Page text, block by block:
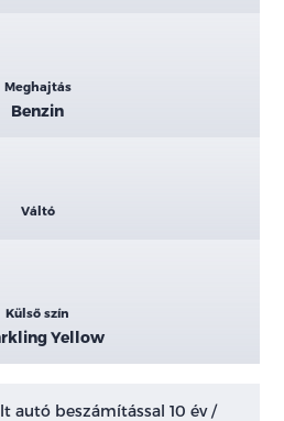
Meghajtás
Benzin
Váltó
Külső szín
Yellow
autó beszámítással 10 év /